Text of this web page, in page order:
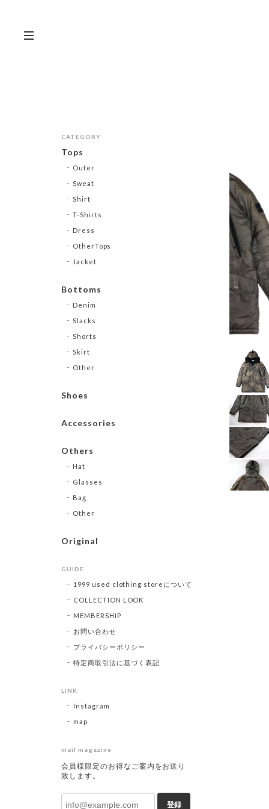
CATEGORY
Tops
Outer
Sweat
Shirt
T-Shirts
Dress
OtherTops
Jacket
Bottoms
Denim
Slacks
Shorts
Skirt
Other
Shoes
Accessories
Others
Hat
Glasses
Bag
Other
Original
GUIDE
1999 used clothing storeについて
COLLECTION LOOK
MEMBERSHIP
お問い合わせ
プライバシーポリシー
特定商取引法に基づく表記
LINK
Instagram
map
mail magazine
会員様限定のお得なご案内をお送り
致します。
登録